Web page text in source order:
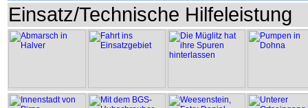
Einsatz/Technische Hilfeleistung